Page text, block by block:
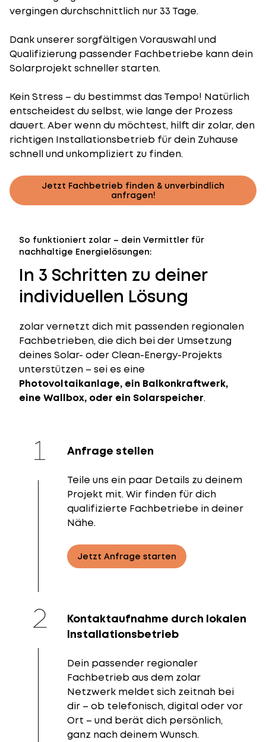
vergingen durchschnittlich nur 33 Tage.
Dank unserer sorgfältigen Vorauswahl und
Qualifizierung passender Fachbetriebe kann dein
Solarprojekt schneller starten.
Kein Stress – du bestimmst das Tempo! Natürlich
entscheidest du selbst, wie lange der Prozess
dauert. Aber wenn du möchtest, hilft dir zolar, den
richtigen Installationsbetrieb für dein Zuhause
schnell und unkompliziert zu finden.
Jetzt Fachbetrieb finden & unverbindlich
anfragen!
So funktioniert zolar – dein Vermittler für
nachhaltige Energielösungen:
In 3 Schritten zu deiner
individuellen Lösung
zolar vernetzt dich mit passenden regionalen
Fachbetrieben, die dich bei der Umsetzung
deines Solar- oder Clean-Energy-Projekts
unterstützen – sei es eine
Photovoltaikanlage, ein Balkonkraftwerk,
eine Wallbox, oder ein Solarspeicher.
Anfrage stellen
Teile uns ein paar Details zu deinem
Projekt mit. Wir finden für dich
qualifizierte Fachbetriebe in deiner
Nähe.
Jetzt Anfrage starten
Kontaktaufnahme durch lokalen
Installationsbetrieb
Dein passender regionaler
Fachbetrieb aus dem zolar
Netzwerk meldet sich zeitnah bei
dir – ob telefonisch, digital oder vor
Ort – und berät dich persönlich,
ganz nach deinem Wunsch.